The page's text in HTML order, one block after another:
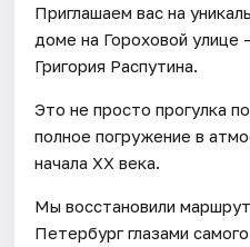
Приглашаем вас на
доме на Гороховой улице
Григория Распутина.
Это не просто прогулка
полное погружение в
начала XX века.
Мы восстановили
Петербург глазами